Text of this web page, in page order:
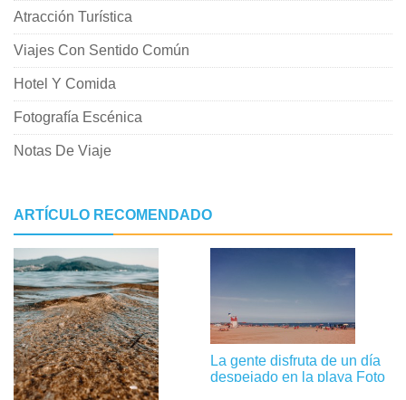
Atracción Turística
Viajes Con Sentido Común
Hotel Y Comida
Fotografía Escénica
Notas De Viaje
ARTÍCULO RECOMENDADO
La gente disfruta de un día
despejado en la playa Foto